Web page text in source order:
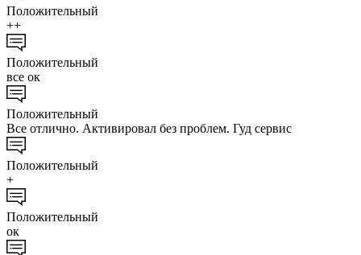
Положительный
++
Положительный
все ок
Положительный
Все отлично. Активировал без проблем. Гуд сервис
Положительный
+
Положительный
ок